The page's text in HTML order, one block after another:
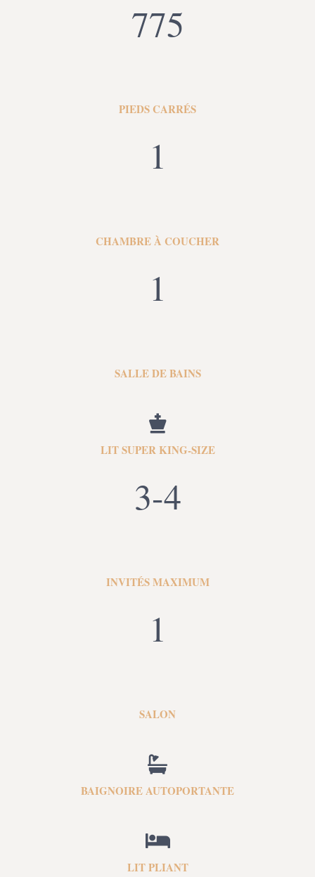
775
PIEDS CARRÉS
1
CHAMBRE À COUCHER
1
SALLE DE BAINS
LIT SUPER KING-SIZE
3-4
INVITÉS MAXIMUM
1
SALON
BAIGNOIRE AUTOPORTANTE
LIT PLIANT